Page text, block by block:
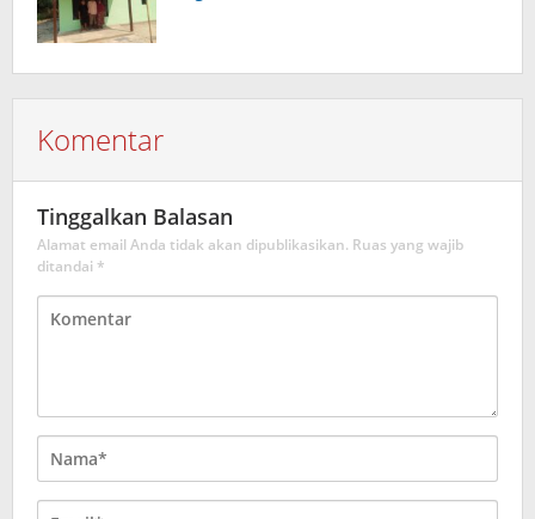
Komentar
Tinggalkan Balasan
Alamat email Anda tidak akan dipublikasikan. Ruas yang wajib
ditandai *